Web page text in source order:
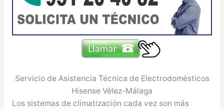
Servicio de Asistencia Técnica de Electrodomésticos
Hisense Vélez-Málaga
Los sistemas de climatización cada vez son más